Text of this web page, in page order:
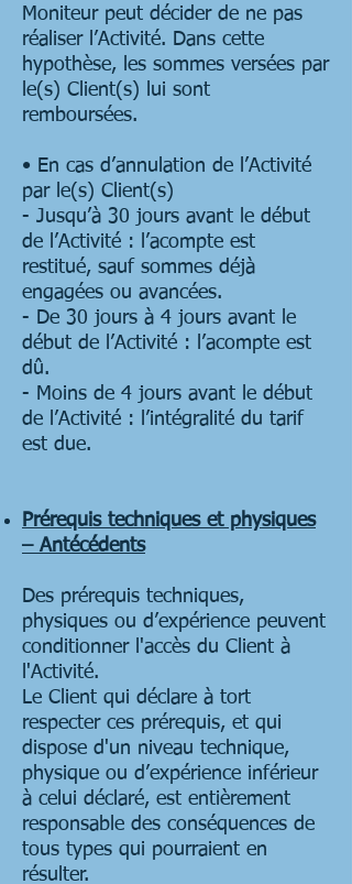
Moniteur peut décider de ne pas
réaliser l’Activité. Dans cette
hypothèse, les sommes versées par
le(s) Client(s) lui sont
remboursées.
• En cas d’annulation de l’Activité
par le(s) Client(s)
- Jusqu’à 30 jours avant le début
de l’Activité : l’acompte est
restitué, sauf sommes déjà
engagées ou avancées.
- De 30 jours à 4 jours avant le
début de l’Activité : l’acompte est
dû.
- Moins de 4 jours avant le début
de l’Activité : l’intégralité du tarif
est due.
Prérequis techniques et physiques
– Antécédents
Des prérequis techniques,
physiques ou d’expérience peuvent
conditionner l'accès du Client à
l'Activité.
Le Client qui déclare à tort
respecter ces prérequis, et qui
dispose d'un niveau technique,
physique ou d’expérience inférieur
à celui déclaré, est entièrement
responsable des conséquences de
tous types qui pourraient en
résulter.